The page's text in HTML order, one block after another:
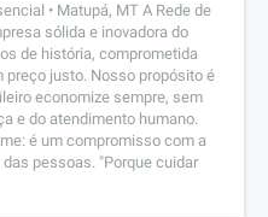
• Matupá, MT A Rede de
sólida e inovadora do
de história, comprometida
preço justo. Nosso propósito é
economize sempre, sem
e do atendimento humano.
é um compromisso com a
pessoas. "Porque cuidar